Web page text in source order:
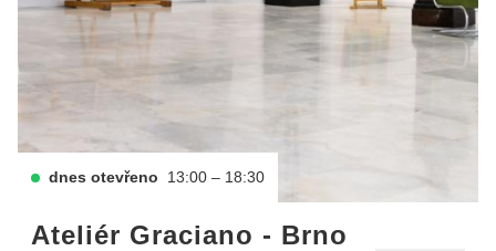
dnes otevřeno 13:00 – 18:30
Ateliér Graciano - Brno